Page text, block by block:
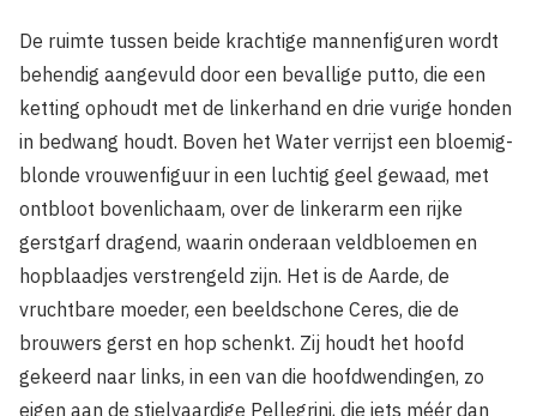
De ruimte tussen beide krachtige mannenfiguren wordt
behendig aangevuld door een bevallige putto, die een
ketting ophoudt met de linkerhand en drie vurige honden
in bedwang houdt. Boven het Water verrijst een bloemig-
blonde vrouwenfiguur in een luchtig geel gewaad, met
ontbloot bovenlichaam, over de linkerarm een rijke
gerstgarf dragend, waarin onderaan veldbloemen en
hopblaadjes verstrengeld zijn. Het is de Aarde, de
vruchtbare moeder, een beeldschone Ceres, die de
brouwers gerst en hop schenkt. Zij houdt het hoofd
gekeerd naar links, in een van die hoofdwendingen, zo
eigen aan de stielvaardige Pellegrini, die iets méér dan